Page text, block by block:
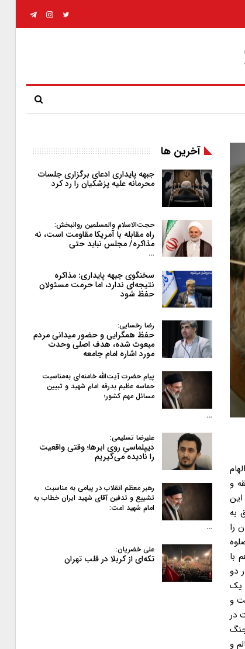
آنها بشود که این همان امنیتی شدن فضای انتخابات است و باید در برابر این مطالبه ایستادگی کرد. این یک محور تهاجم آنها خواهد بود. ما در آرایش سیاسی باید توجه کنیم که چه کسانی پرچمدار مطالبات خارجی، به عنوان تحقق امنیت و آرامش داخلی هست
آخرین ها
جبهه پایداری ادعای برگزاری جلسات
محرمانه علیه پزشکیان را رد کرد
حجت‌الاسلام والمسلمین روانبخش:
راه مقابله با آمریکا مقاومت است، نه
مذاکره/ مجلس نباید حتی
…
سخنگوی جبهه پایداری: مذاکره
نتیجه‌ای ندارد، اما حرمت مسئولان
حفظ شود
رضا رخسایی:
حفظ همگرایی و حضور میدانی مردم
مبعوث شده، هدف اصلی وحدت
مورد اشاره امام جامعه
پیام حضرت آیت‌الله خامنه‌ای به‌مناسبت
حماسه عظیم بدرقه امام شهید و تبیین
مسائل مهم کشور؛
…
علیرضا تسلیمی:
دیپلماسیِ روی ابرها؛ وقتی واقعیت
را نادیده می‌گیریم
رهبر معظم انقلاب در پیامی به‌ مناسبت
تشییع و تدفین آقای شهید ایران خطاب به
امام شهید امت:
…
علی خضریان:
تکه‌ای از کربلا در قلب تهران